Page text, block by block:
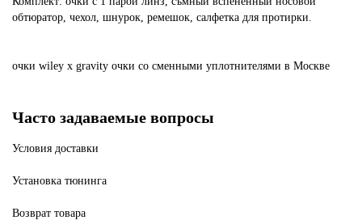
обтюратор, чехол, шнурок, ремешок, салфетка для протирки.
очки wiley x gravity очки со сменными уплотнителями в Москве
Часто задаваемые вопросы
Условия доставки
Установка тюнинга
Возврат товара